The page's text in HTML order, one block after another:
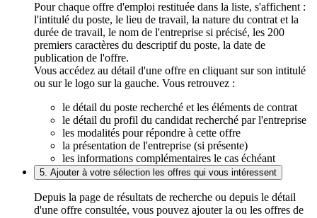
Pour chaque offre d'emploi restituée dans la liste, s'affichent :
l'intitulé du poste, le lieu de travail, la nature du contrat et la
durée de travail, le nom de l'entreprise si précisé, les 200
premiers caractères du descriptif du poste, la date de
publication de l'offre.
Vous accédez au détail d'une offre en cliquant sur son intitulé
ou sur le logo sur la gauche. Vous retrouvez :
le détail du poste recherché et les éléments de contrat
le détail du profil du candidat recherché par l'entreprise
les modalités pour répondre à cette offre
la présentation de l'entreprise (si présente)
les informations complémentaires le cas échéant
5. Ajouter à votre sélection les offres qui vous intéressent
Depuis la page de résultats de recherche ou depuis le détail
d'une offre consultée, vous pouvez ajouter la ou les offres de